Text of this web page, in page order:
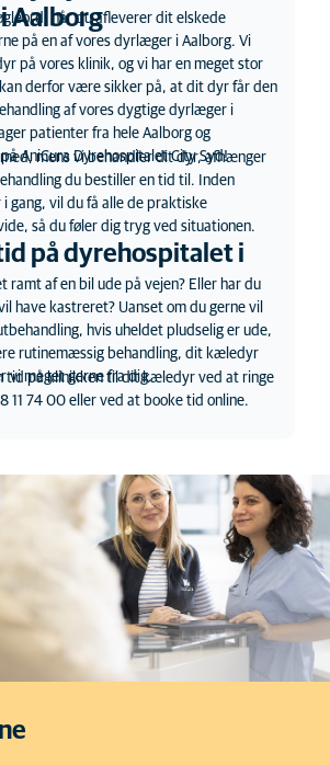
Aalborg
når du afleverer dit elskede
på en af vores dyrlæger i Aalborg. Vi
på vores klinik, og vi har en meget stor
derfor være sikker på, at dit dyr får den
af vores dygtige dyrlæger i
patienter fra hele Aalborg og
påAniCura DyrehospitaletCity Syd!
mens vi behandler dit dyr, afhænger
du bestiller en tid til. Inden
i gang, vil du få alle de praktiske
så du føler dig tryg ved situationen.
på dyrehospitalet i
ramt af en bil ude på vejen? Eller har du
have kastreret? Uanset om du gerne vil
hvis uheldet pludselig er ude,
rutinemæssig behandling, dit kæledyr
vi meget gerne fra dig.
tid på klinikken til dit kæledyr ved at ringe
11 74 00 eller ved at booke tid online.